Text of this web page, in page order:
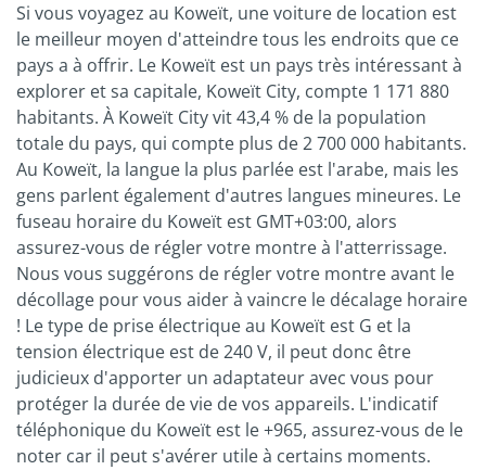
Si vous voyagez au Koweït, une voiture de location est
le meilleur moyen d'atteindre tous les endroits que ce
pays a à offrir. Le Koweït est un pays très intéressant à
explorer et sa capitale, Koweït City, compte 1 171 880
habitants. À Koweït City vit 43,4 % de la population
totale du pays, qui compte plus de 2 700 000 habitants.
Au Koweït, la langue la plus parlée est l'arabe, mais les
gens parlent également d'autres langues mineures. Le
fuseau horaire du Koweït est GMT+03:00, alors
assurez-vous de régler votre montre à l'atterrissage.
Nous vous suggérons de régler votre montre avant le
décollage pour vous aider à vaincre le décalage horaire
! Le type de prise électrique au Koweït est G et la
tension électrique est de 240 V, il peut donc être
judicieux d'apporter un adaptateur avec vous pour
protéger la durée de vie de vos appareils. L'indicatif
téléphonique du Koweït est le +965, assurez-vous de le
noter car il peut s'avérer utile à certains moments.